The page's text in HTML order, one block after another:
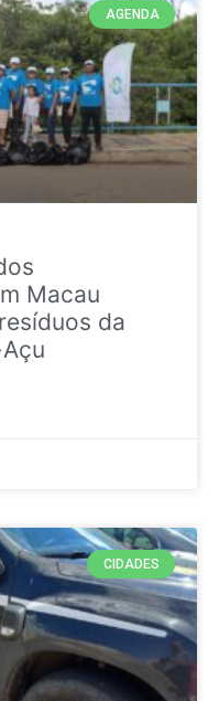
AGENDA
Macau
da
CIDADES